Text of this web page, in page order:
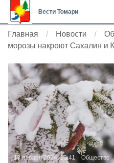
Вести Томари
Главная Новости
морозы накроют Сахалин и
18 января 2024, 13:41
Общество